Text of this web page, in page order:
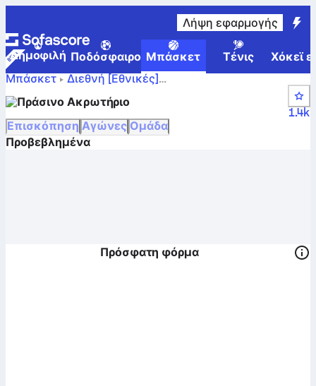
Λήψη εφαρμογής
Δημοφιλή Ποδόσφαιρο Μπάσκετ Τένις
Χόκεϊ
Μπάσκετ
Διεθνή [Εθνικές]
FIBA World Cup Qualification, Africa
θέσεις, πρόγραμμα και παίκτες της Πράσινο
Ακρωτήριο
Πράσινο Ακρωτήριο
1.4k
Επισκόπηση Αγώνες Ομάδα
Προβεβλημένα
Πρόσφατη φόρμα